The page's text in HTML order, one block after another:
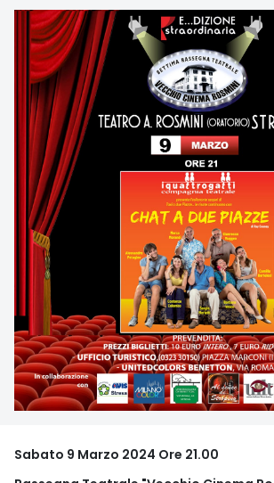
Sabato 9 Marzo 2024 Ore 21.00